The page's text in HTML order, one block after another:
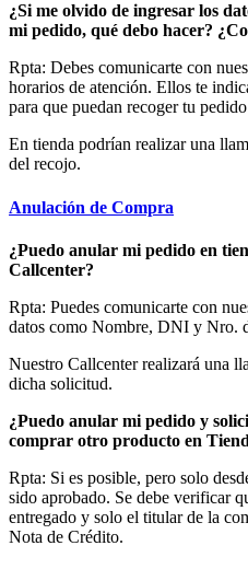
¿Si me olvido de ingresar los
mi pedido, qué debo hacer?
Rpta: Debes comunicarte con
horarios de atención. Ellos te
para que puedan recoger tu
En tienda podrían realizar una
del recojo.
Anulación de Compra
¿Puedo anular mi pedido en
Callcenter?
Rpta: Puedes comunicarte con
datos como Nombre, DNI y Nro.
Nuestro Callcenter realizará una
dicha solicitud.
¿Puedo anular mi pedido y
comprar otro producto en
Rpta: Si es posible, pero solo
sido aprobado. Se debe verificar
entregado y solo el titular de la
Nota de Crédito.